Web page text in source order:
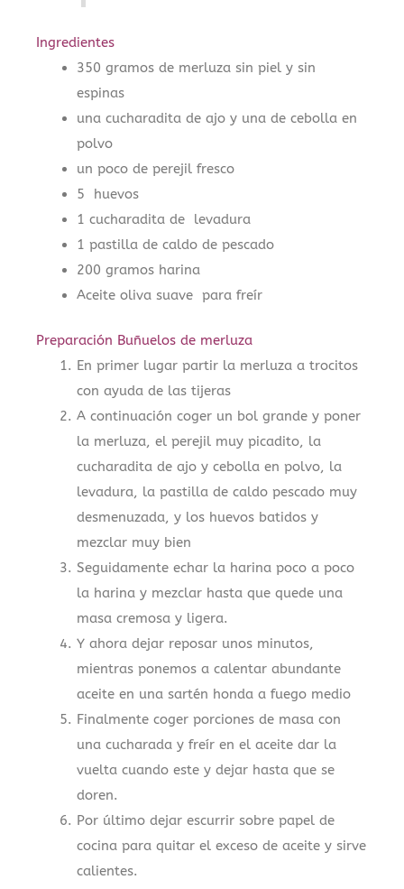
Ingredientes
350 gramos de merluza sin piel y sin
espinas
una cucharadita de ajo y una de cebolla en
polvo
un poco de perejil fresco
5 huevos
1 cucharadita de levadura
1 pastilla de caldo de pescado
200 gramos harina
Aceite oliva suave para freír
Preparación Buñuelos de merluza
En primer lugar partir la merluza a trocitos
con ayuda de las tijeras
A continuación coger un bol grande y poner
la merluza, el perejil muy picadito, la
cucharadita de ajo y cebolla en polvo, la
levadura, la pastilla de caldo pescado muy
desmenuzada, y los huevos batidos y
mezclar muy bien
Seguidamente echar la harina poco a poco
la harina y mezclar hasta que quede una
masa cremosa y ligera.
Y ahora dejar reposar unos minutos,
mientras ponemos a calentar abundante
aceite en una sartén honda a fuego medio
Finalmente coger porciones de masa con
una cucharada y freír en el aceite dar la
vuelta cuando este y dejar hasta que se
doren.
Por último dejar escurrir sobre papel de
cocina para quitar el exceso de aceite y sirve
calientes.